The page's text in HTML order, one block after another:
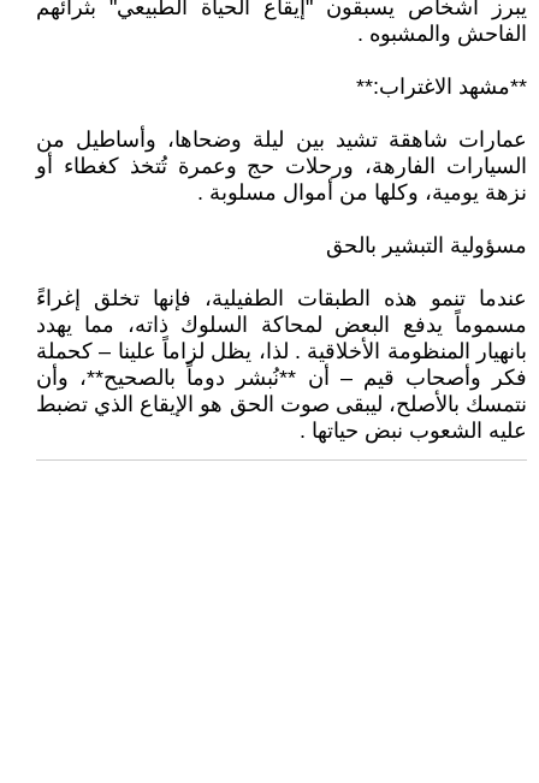
يبرز أشخاص يسبقون "إيقاع الحياة الطبيعي" بثرائهم
الفاحش والمشبوه .
**مشهد الاغتراب:**
عمارات شاهقة تشيد بين ليلة وضحاها، وأساطيل من
السيارات الفارهة، ورحلات حج وعمرة تُتخذ كغطاء أو
نزهة يومية، وكلها من أموال مسلوبة .
مسؤولية التبشير بالحق
عندما تنمو هذه الطبقات الطفيلية، فإنها تخلق إغراءً
مسموماً يدفع البعض لمحاكة السلوك ذاته، مما يهدد
بانهيار المنظومة الأخلاقية . لذا، يظل لزاماً علينا – كحملة
فكر وأصحاب قيم – أن **نُبشر دوماً بالصحيح**، وأن
نتمسك بالأصلح، ليبقى صوت الحق هو الإيقاع الذي تضبط
عليه الشعوب نبض حياتها .